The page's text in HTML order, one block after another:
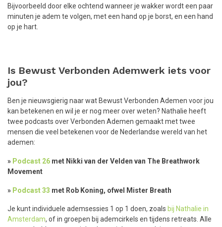
Bijvoorbeeld door elke ochtend wanneer je wakker wordt een paar
minuten je adem te volgen, met een hand op je borst, en een hand
op je hart.
Is Bewust Verbonden Ademwerk iets voor
jou?
Ben je nieuwsgierig naar wat Bewust Verbonden Ademen voor jou
kan betekenen en wil je er nog meer over weten? Nathalie heeft
twee podcasts over Verbonden Ademen gemaakt met twee
mensen die veel betekenen voor de Nederlandse wereld van het
ademen:
» Podcast 26 met Nikki van der Velden van The Breathwork
Movement
» Podcast 33 met Rob Koning, ofwel Mister Breath
Je kunt individuele ademsessies 1 op 1 doen, zoals bij Nathalie in
Amsterdam, of in groepen bij ademcirkels en tijdens retreats. Alle